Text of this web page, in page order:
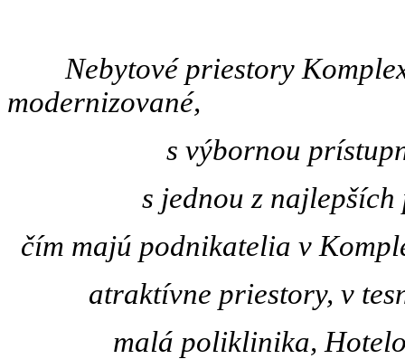
Nebytové priestory
modernizované,
s výbornou
s jednou z
čí­m majú podnikatelia v
atraktí­vne priestory, v
malá poliklinika,